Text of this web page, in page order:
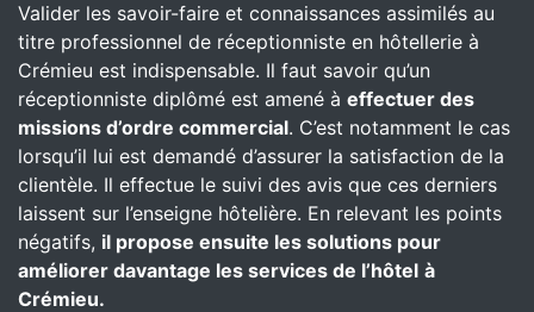
Valider les savoir-faire et connaissances assimilés au
titre professionnel de réceptionniste en hôtellerie à
Crémieu est indispensable. Il faut savoir qu’un
réceptionniste diplômé est amené à effectuer des
missions d’ordre commercial. C’est notamment le cas
lorsqu’il lui est demandé d’assurer la satisfaction de la
clientèle. Il effectue le suivi des avis que ces derniers
laissent sur l’enseigne hôtelière. En relevant les points
négatifs, il propose ensuite les solutions pour
améliorer davantage les services de l’hôtel à
Crémieu.